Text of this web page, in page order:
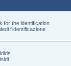
for the identification
l'identificazione